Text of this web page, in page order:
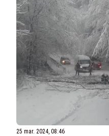
25 mar. 2024, 08:46